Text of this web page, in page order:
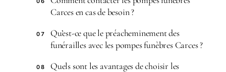
Carces en cas de besoin ?
07
Qu’est-ce que le préacheminement des
funérailles avec les pompes funèbres Carces ?
08
Quels sont les avantages de choisir les